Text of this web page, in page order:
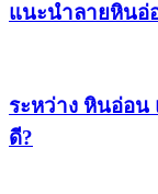
แนะนำลายหินอ่
ระหว่าง หินอ่อน
ดี?